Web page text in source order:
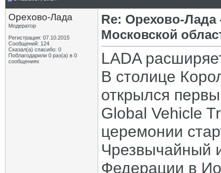
Орехово-Лада
Модератор
Регистрация: 07.10.2015
Сообщений: 124
Сказал(а) спасибо: 0
Поблагодарили 0 раз(а) в 0
сообщениях
Re: Орехово-
Московской
LADA
В столице
открылся
Global Vehicle
церемонии
Чрезвычайный
Федерации в